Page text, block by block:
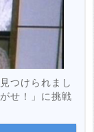
つけられまし
せ！」に挑戦